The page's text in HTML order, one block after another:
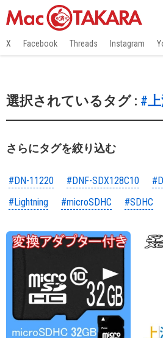
X Facebook Threads Instagram
選択されているタグ : #
さらにタグを絞り込む
#DN-11220 #DNF-SDX128C10
#Lightning
#microSDHC #SDHC